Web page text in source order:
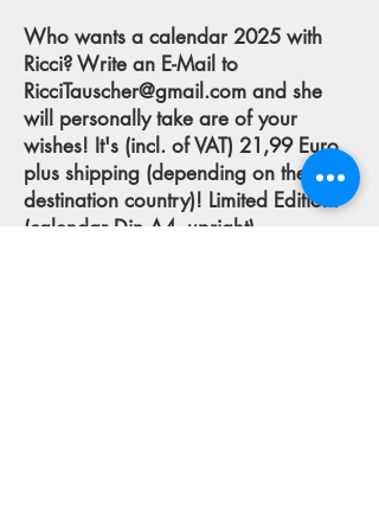
Who wants a calendar 2025 with
Ricci? Write an E-Mail to
RicciTauscher@gmail.com and she
will personally take are of your
wishes! It's (incl. of VAT) 21,99 Euro
plus shipping (depending on the
destination country)! Limited Edition!
(calendar Din A4, upright)